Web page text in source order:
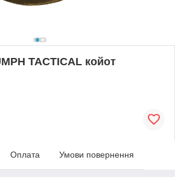
TACTICAL койот
Оплата Умови повернення